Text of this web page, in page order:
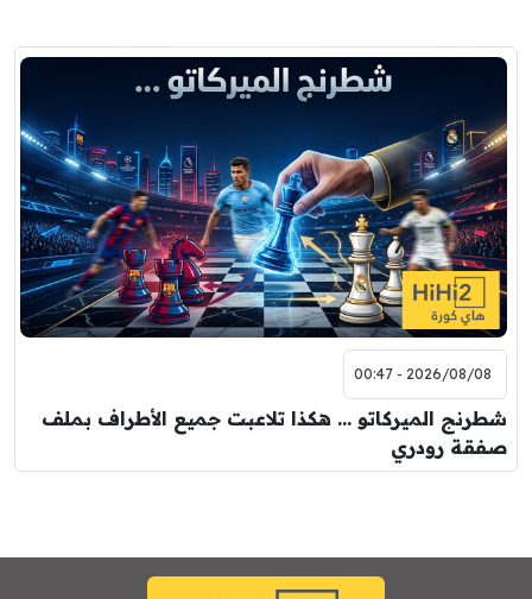
2026/08/08 - 00:47
شطرنج الميركاتو … هكذا تلاعبت جميع الأطراف بملف
صفقة رودري